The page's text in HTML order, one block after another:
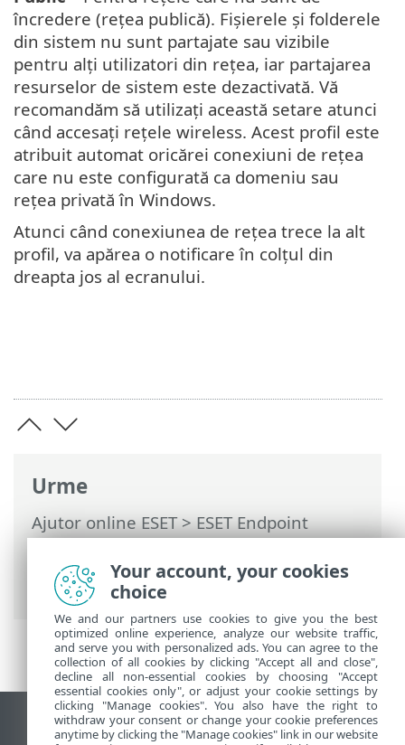
Urme
Ajutor online ESET>ESET Endpoint
Security>Setare avansată>Protecții>
Protecție acces la rețea> Profiluri de
conectare la rețea
încredere (rețea publică). Fișierele și folderele
din sistem nu sunt partajate sau vizibile
pentru alți utilizatori din rețea, iar partajarea
resurselor de sistem este dezactivată. Vă
recomandăm să utilizați această setare atunci
când accesați rețele wireless. Acest profil este
atribuit automat oricărei conexiuni de rețea
care nu este configurată ca domeniu sau
rețea privată în Windows.
Atunci când conexiunea de rețea trece la alt
profil, va apărea o notificare în colțul din
dreapta jos al ecranului.
Vizualizare site pentru desktop
Your account, your cookies
choice
We and our partners use cookies to give you the best
optimized online experience, analyze our website traffic,
and serve you with personalized ads. You can agree to the
collection of all cookies by clicking "Accept all and close",
decline all non-essential cookies by choosing "Accept
essential cookies only", or adjust your cookie settings by
clicking "Manage cookies". You also have the right to
withdraw your consent or change your cookie preferences
anytime by clicking the "Manage cookies" link in our website